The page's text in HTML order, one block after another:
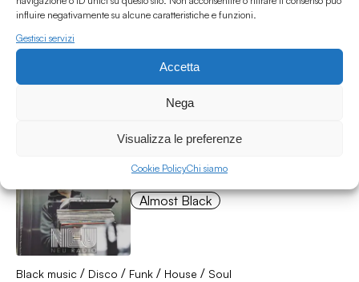
influire negativamente su alcune caratteristiche e funzioni.
Gestisci servizi
Accetta
Nega
Visualizza le preferenze
Cookie PolicyChi siamo
Almost Black
Almost Black radio show
S03 E09 w/ Hancy
Almost Black
Black music / Disco / Funk / House / Soul